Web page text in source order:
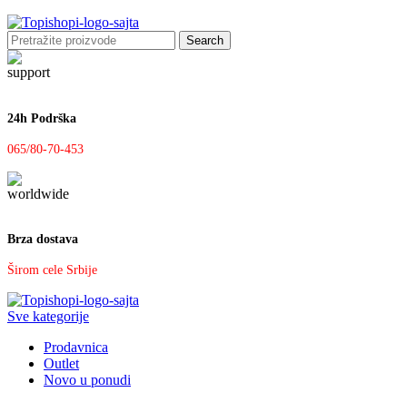
Search
24h Podrška
065/80-70-453
Brza dostava
Širom cele Srbije
Sve kategorije
Prodavnica
Outlet
Novo u ponudi